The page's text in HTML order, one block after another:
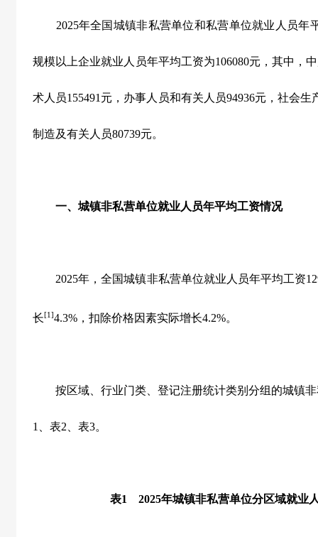
2025年全国城镇非私营单位和私营单位就业人员年
规模以上企业就业人员年平均工资为106080元，其中，
术人员155491 元，办事人员和有关人员94936元，社会生
制造及有关人员80739元。
一、城镇非私营单位就业人员年平均工资情况
2025年，全国城镇非私营单位就业人员年平均工资
长[1]4.3% ，扣除价格因素实际增长4.2%。
按区域、行业门类、登记注册统计类别分组的城镇非
1 、表2 、表3。
表1 2025年城镇非私营单位分区域就业